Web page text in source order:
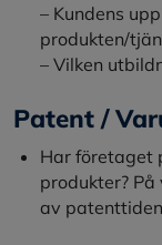
– Kundens
produkten/
– Vilken
Patent /
Har företaget
produkter?
av